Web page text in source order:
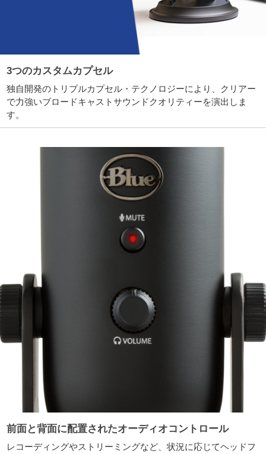
3つのカスタムカプセル
独自開発のトリプルカプセル・テクノロジーにより、クリアー
で力強いブロードキャストサウンドクオリティーを演出しま
す。
前面と背面に配置されたオーディオコントロール
レコーディングやストリーミングなど、状況に応じてヘッドフ